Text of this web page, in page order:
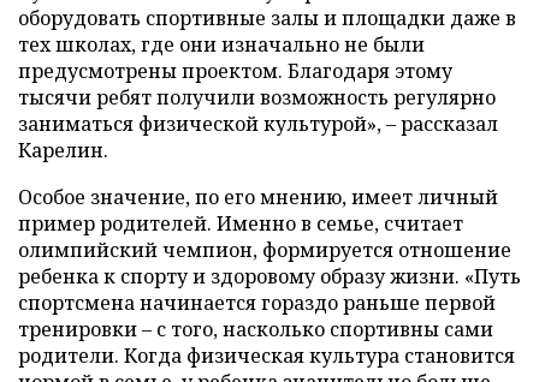
оборудовать спортивные залы и площадки даже в
тех школах, где они изначально не были
предусмотрены проектом. Благодаря этому
тысячи ребят получили возможность регулярно
заниматься физической культурой», – рассказал
Карелин.
Особое значение, по его мнению, имеет личный
пример родителей. Именно в семье, считает
олимпийский чемпион, формируется отношение
ребенка к спорту и здоровому образу жизни. «Путь
спортсмена начинается гораздо раньше первой
тренировки – с того, насколько спортивны сами
родители. Когда физическая культура становится